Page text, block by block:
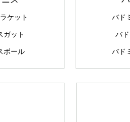
ケット
ガット
ボール
バド
バ
バド